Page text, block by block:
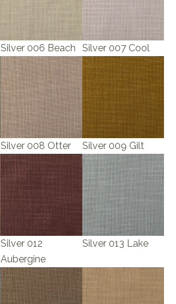
Silver 006 Beach Silver 007 Cool
Silver 008 Otter Silver 009 Gilt
Silver 012
Aubergine
Silver 013 Lake